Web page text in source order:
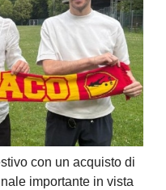
con un acquisto di
importante in vista